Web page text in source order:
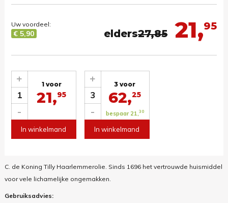
21,95
elders27,85
Uw voordeel:
€ 5,90
1
-
+ 1 voor
21,95
In winkelmand
3
-
+ 3 voor
62,25
bespaar 21,30
In winkelmand
C. de Koning Tilly Haarlemmerolie. Sinds 1696 het vertrouwde huismiddel
voor vele lichamelijke ongemakken.
Gebruiksadvies: